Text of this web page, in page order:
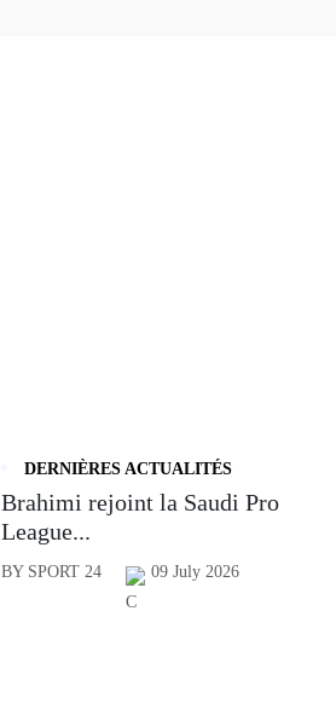
DERNIÈRES ACTUALITÉS
Brahimi rejoint la Saudi Pro
League...
BY SPORT 24 09 July 2026